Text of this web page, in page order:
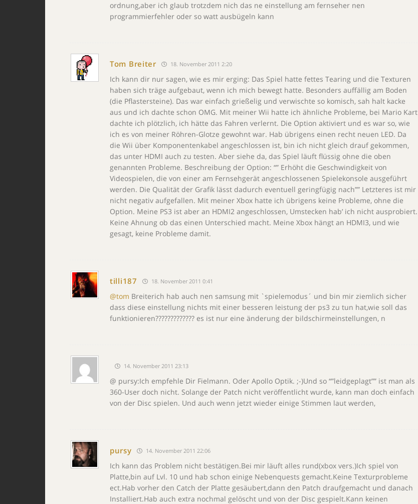
ordnung,aber ich glaub trotzdem nich das ne einstellung am fernseher nen
programmierfehler oder so watt ausbügeln kann
Tom Breiter 18. November 2011 2:20
Ich kann dir nur sagen, wie es mir erging: Das Spiel hatte fettes Tearing und die Texturen
haben sich träge aufgebaut, wenn ich mich bewegt hatte. Besonders auffällig am Boden
(die Pflastersteine). Das war einfach grießelig und verwischte so komisch, sah halt kacke
aus und ich dachte schon OMG. Mit meiner Wii hatte ich ähnliche Probleme, bei Mario Kart
dachte ich plötzlich, ich hätte das Fahren verlernt. Die Option aktiviert und es war so, wie
ich es von meiner Röhren-Glotze gewohnt war. Hab übrigens einen recht neuen LED. Da
die Wii über Komponentenkabel angeschlossen ist, bin ich nicht gleich drauf gekommen,
das unter HDMI auch zu testen. Aber siehe da, das Spiel läuft flüssig ohne die oben
genannten Probleme. Beschreibung der Option: “” Erhöht die Geschwindigkeit von
Videospielen, die von einer am Fernsehgerät angeschlossenen Spielekonsole ausgeführt
werden. Die Qualität der Grafik lässt dadurch eventuell geringfügig nach”” Letzteres ist mir
nicht negativ aufgefallen. Mit meiner Xbox hatte ich übrigens keine Probleme, ohne die
Option. Meine PS3 ist aber an HDMI2 angeschlossen, Umstecken hab’ ich nicht ausprobiert.
Keine Ahnung ob das einen Unterschied macht. Meine Xbox hängt an HDMI3, und wie
gesagt, keine Probleme damit.
tilli187 18. November 2011 0:41
@tom Breiterich hab auch nen samsung mit `spielemodus´ und bin mir ziemlich sicher
dass diese einstellung nichts mit einer besseren leistung der ps3 zu tun hat,wie soll das
funktionieren????????????? es ist nur eine änderung der bildschirmeinstellungen, n
14. November 2011 23:13
@ pursy:Ich empfehle Dir Fielmann. Oder Apollo Optik. ;-)Und so “”leidgeplagt”” ist man als
360-User doch nicht. Solange der Patch nicht veröffentlicht wurde, kann man doch einfach
von der Disc spielen. Und auch wenn jetzt wieder einige Stimmen laut werden,
pursy 14. November 2011 22:06
Ich kann das Problem nicht bestätigen.Bei mir läuft alles rund(xbox vers.)Ich spiel von
Platte,bin auf Lvl. 10 und hab schon einige Nebenquests gemacht.Keine Texturprobleme
ect.Hab vorher den Catch der Platte gesäubert,dann den Patch draufgemacht und danach
Installiert.Hab auch extra nochmal gelöscht und von der Disc gespielt.Kann keinen